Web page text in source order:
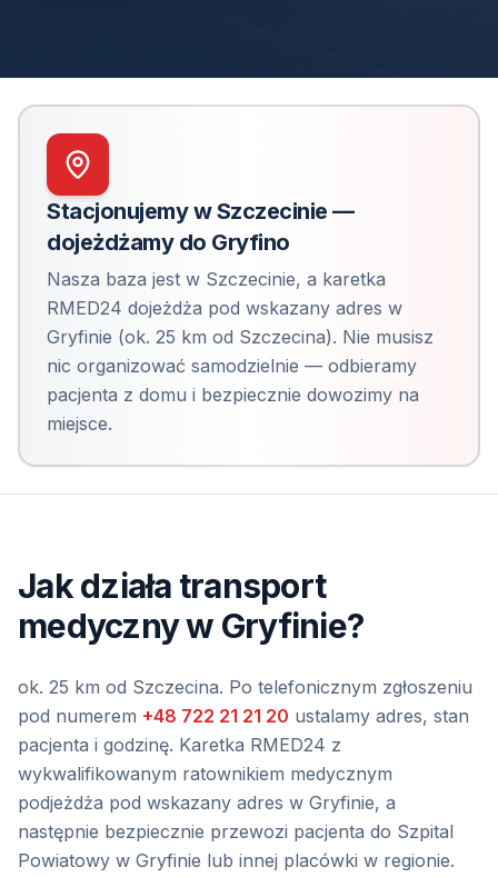
Stacjonujemy w Szczecinie —
dojeżdżamy do Gryfino
Nasza baza jest w Szczecinie, a karetka
RMED24 dojeżdża pod wskazany adres w
Gryfinie (ok. 25 km od Szczecina). Nie musisz
nic organizować samodzielnie — odbieramy
pacjenta z domu i bezpiecznie dowozimy na
miejsce.
Jak działa transport
medycznyw Gryfinie?
ok. 25 km od Szczecina. Po telefonicznym zgłoszeniu
pod numerem +48 722 21 21 20 ustalamy adres, stan
pacjenta i godzinę. Karetka RMED24 z
wykwalifikowanym ratownikiem medycznym
podjeżdża pod wskazany adres w Gryfinie, a
następnie bezpiecznie przewozi pacjenta do Szpital
Powiatowy w Gryfinie lub innej placówki w regionie.